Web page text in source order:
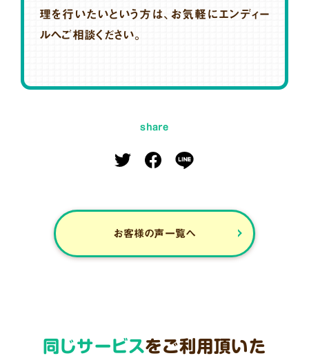
理を行いたいという方は、お気軽にエンディー
ルへご相談ください。
share
お客様の声一覧へ
同じサービスをご利用頂いた